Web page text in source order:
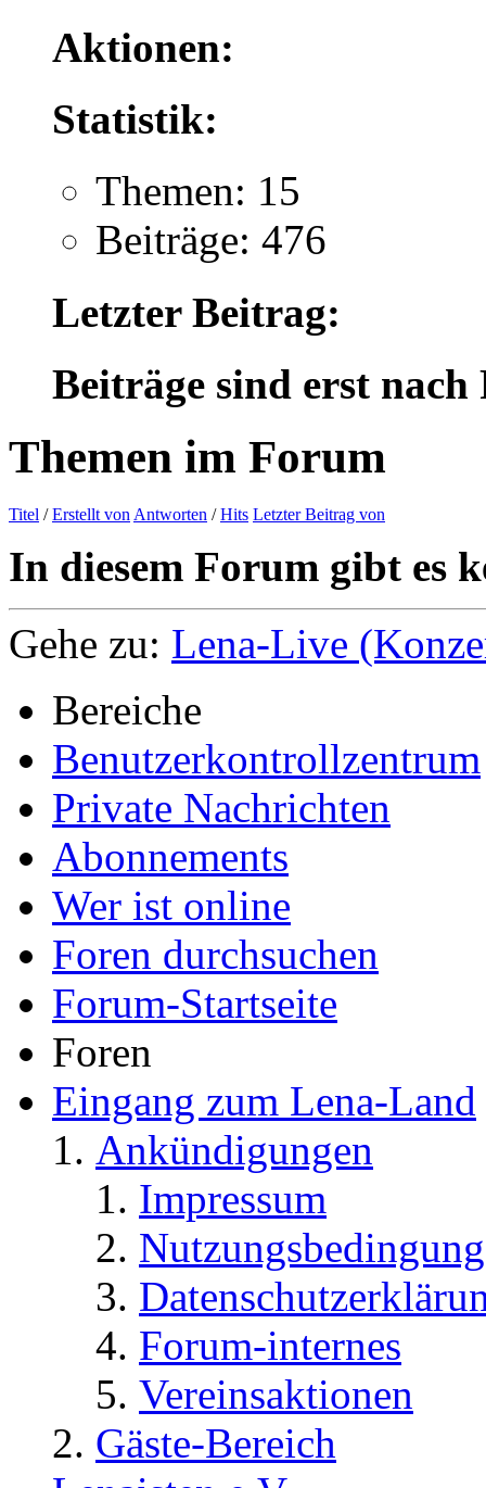
Aktionen:
Statistik:
Themen: 15
Beiträge: 476
Letzter Beitrag:
Beiträge sind erst
Themen im Forum
Titel /Erstellt von Antworten /Hits Letzter Beitrag von
In diesem Forum gibt es
Gehe zu: Lena-Live
Bereiche
Benutzerkontrollzentrum
Private Nachrichten
Abonnements
Wer ist online
Foren durchsuchen
Forum-Startseite
Foren
Eingang zum Lena-Land
Ankündigungen
Impressum
Forum-internes
Vereinsaktionen
Gäste-Bereich